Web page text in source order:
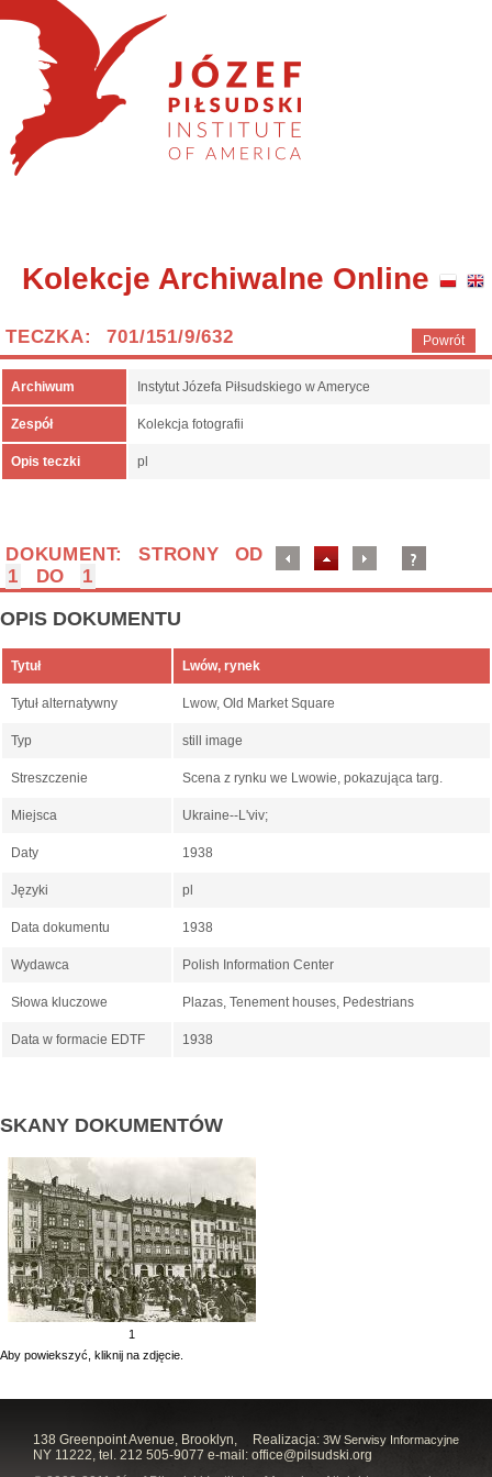
Kolekcje Archiwalne Online
Powrót
TECZKA: 701/151/9/632
Archiwum Instytut Józefa Piłsudskiego w Ameryce
Zespół Kolekcja fotografii
Opis teczki pl
DOKUMENT: STRONY OD
1
DO 1
OPIS DOKUMENTU
Tytuł Lwów, rynek
Tytuł alternatywny Lwow, Old Market Square
Typ still image
Streszczenie Scena z rynku we Lwowie, pokazująca targ.
Miejsca Ukraine--Lʹviv;
Daty 1938
Języki pl
Data dokumentu 1938
Wydawca Polish Information Center
Słowa kluczowe Plazas, Tenement houses, Pedestrians
Data w formacie EDTF 1938
SKANY DOKUMENTÓW
1
Aby powiekszyć, kliknij na zdjęcie.
Realizacja: 3W Serwisy Informacyjne
138 Greenpoint Avenue, Brooklyn,
NY 11222, tel. 212 505-9077 e-mail: office@pilsudski.org